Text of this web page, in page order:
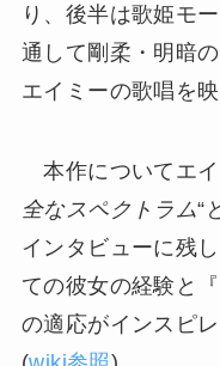
り、後半は歌姫モ
通して剛柔・明暗
エイミーの歌唱を
本作についてエイ
全なスペクトラム“
インタビューに残
ての彼女の経験と
の適応がインスピ